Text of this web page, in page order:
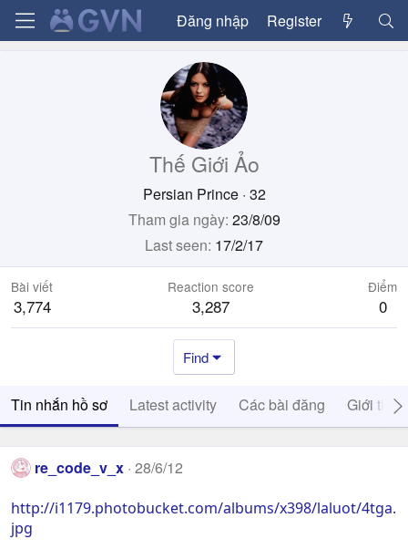
Đăng nhập Register
Thế Giới Ảo
Persian Prince · 32
Tham gia ngày 23/8/09
Last seen 17/2/17
Bài viết
3,774
Reaction score
3,287
Điểm
0
Find
Tin nhắn hồ sơ Latest activity Các bài đăng Giới thiệu
re_code_v_x 28/6/12
http://i1179.photobucket.com/albums/x398/laluot/4tga.
jpg